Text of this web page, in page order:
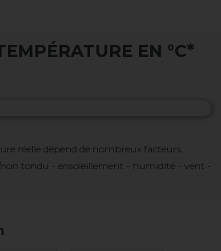
EN °C*
réelle dépend de nombreux facteurs,
tondu - ensoleillement - humidité - vent -